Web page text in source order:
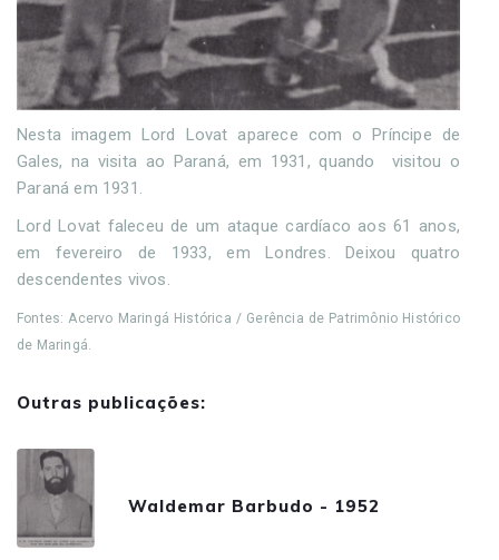
Nesta imagem Lord Lovat aparece com o Príncipe de
Gales, na visita ao Paraná, em 1931, quando visitou o
Paraná em 1931.
Lord Lovat faleceu de um ataque cardíaco aos 61 anos,
em fevereiro de 1933, em Londres. Deixou quatro
descendentes vivos.
Fontes: Acervo Maringá Histórica / Gerência de Patrimônio Histórico
de Maringá.
Outras publicações:
Waldemar Barbudo - 1952